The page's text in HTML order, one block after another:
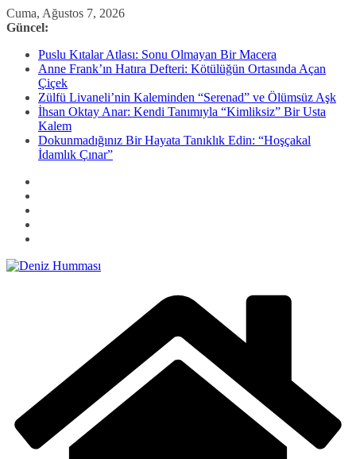
Skip
to
Cuma, Ağustos 7, 2026
Güncel:
Puslu Kıtalar Atlası: Sonu Olmayan Bir Macera
Anne Frank’ın Hatıra Defteri: Kötülüğün Ortasında Açan
Çiçek
Zülfü Livaneli’nin Kaleminden “Serenad” ve Ölümsüz Aşk
İhsan Oktay Anar: Kendi Tanımıyla “Kimliksiz” Bir Usta
Kalem
Dokunmadığınız Bir Hayata Tanıklık Edin: “Hoşçakal
İdamlık Çınar”